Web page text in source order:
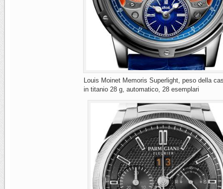
Louis Moinet Memoris Superlight, peso della
in titanio 28 g, automatico, 28 esemplari